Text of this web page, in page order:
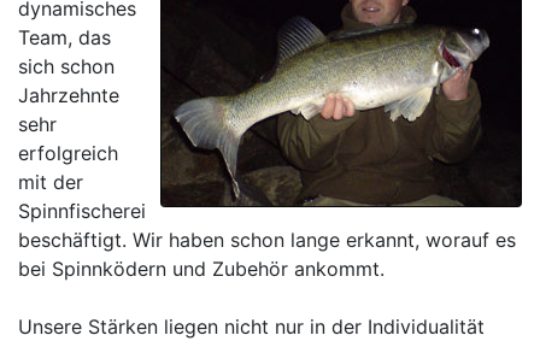
dynamisches
Team, das
sich schon
Jahrzehnte
sehr
erfolgreich
mit der
Spinnfischerei
beschäftigt. Wir haben schon lange erkannt, worauf es
bei Spinnködern und Zubehör ankommt.
Unsere Stärken liegen nicht nur in der Individualität